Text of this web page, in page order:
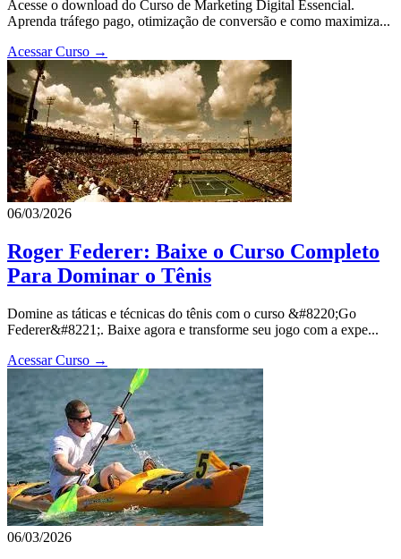
Acesse o download do Curso de Marketing Digital Essencial.
Aprenda tráfego pago, otimização de conversão e como maximiza...
Acessar Curso →
06/03/2026
Roger Federer: Baixe o Curso Completo
Para Dominar o Tênis
Domine as táticas e técnicas do tênis com o curso &#8220;Go
Federer&#8221;. Baixe agora e transforme seu jogo com a expe...
Acessar Curso →
06/03/2026